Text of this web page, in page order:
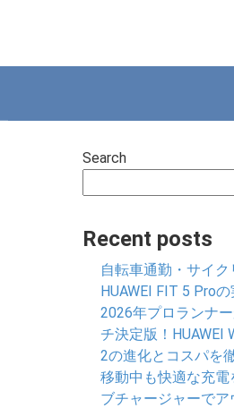
Search
Recent posts
自転車通勤・サイ
HUAWEI FIT 5 Proの
2026年プロランナ
チ決定版！HUAWEI
2の進化とコスパを
移動中も快適な充
ブチャージャーで